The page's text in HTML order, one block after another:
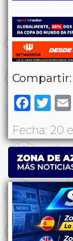
Compartir:
Fecha: 20